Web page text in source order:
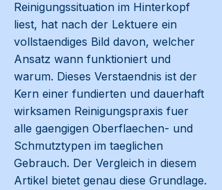
Reinigungssituation im Hinterkopf
liest, hat nach der Lektuere ein
vollstaendiges Bild davon, welcher
Ansatz wann funktioniert und
warum. Dieses Verstaendnis ist der
Kern einer fundierten und dauerhaft
wirksamen Reinigungspraxis fuer
alle gaengigen Oberflaechen- und
Schmutztypen im taeglichen
Gebrauch. Der Vergleich in diesem
Artikel bietet genau diese Grundlage.